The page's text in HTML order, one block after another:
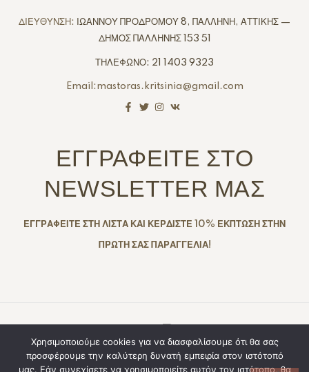
ΔΙΕΥΘΥΝΣΗ:
ΙΩΑΝΝΟΥ ΠΡΟΔΡΟΜΟΥ 8, ΠΑΛΛΗΝΗ, ΑΤΤΙΚΗΣ —
ΔΗΜΟΣ ΠΑΛΛΗΝΗΣ 153 51
ΤΗΛΕΦΩΝΟ: 21 1403 9323
Email:mastoras.kritsinia@gmail.com
ΕΓΓΡΑΦΕΙΤΕ ΣΤΟ
NEWSLETTER ΜΑΣ
ΕΓΓΡΑΦΕΙΤΕ ΣΤΗ ΛΙΣΤΑ ΚΑΙ ΚΕΡΔΙΣΤΕ 10% ΕΚΠΤΩΣΗ ΣΤΗΝ
ΠΡΩΤΗ ΣΑΣ ΠΑΡΑΓΓΕΛΙΑ!
Copyright © 2025. Created By All Rights
Reserved
Χρησιμοποιούμε cookies για να διασφαλίσουμε ότι θα σας
προσφέρουμε την καλύτερη δυνατή εμπειρία στον ιστότοπό
μας. Εάν συνεχίσετε να χρησιμοποιείτε αυτόν τον ιστότοπο, θα